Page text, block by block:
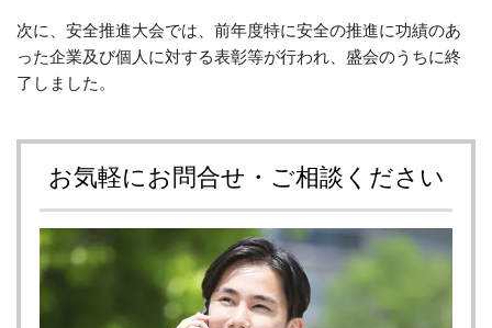
次に、安全推進大会では、前年度特に安全の推進に功績のあ
った企業及び個人に対する表彰等が行われ、盛会のうちに終
了しました。
お気軽にお問合せ・ご相談ください